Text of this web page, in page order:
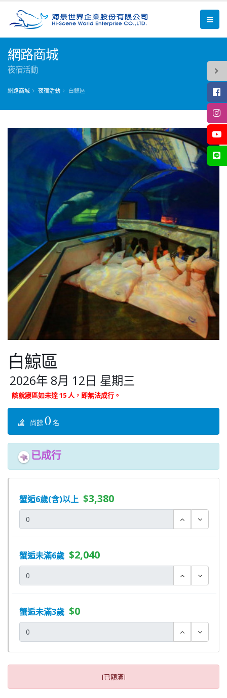
網路商城
夜宿活動
網路商城 夜宿活動 白鯨區
白鯨區
2026年 8月 12日 星期三
該就寢區如未達 15 人，即無法成行。
尚餘0名
已成行
蟹逅6歲(含)以上 $3,380
蟹逅未滿6歲 $2,040
蟹逅未滿3歲 $0
[已額滿]